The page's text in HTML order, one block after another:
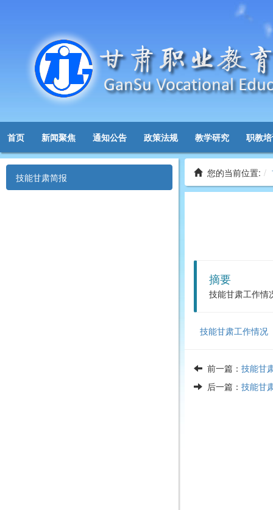
首页 新闻聚焦 通知公告 政策法规 教学研究 职教
技能甘肃简报 您的当前位置:
摘要
技能甘肃工作情
技能甘肃工作情况
前一篇： 技能甘
后一篇： 技能甘